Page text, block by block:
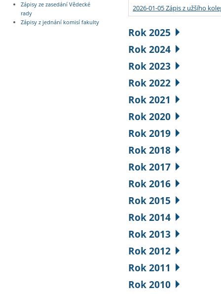
Zápisy ze zasedání Vědecké
rady
Zápisy z jednání komisí fakulty
2026-01-05 Zápis z užšího
Rok 2025
Rok 2024
Rok 2023
Rok 2022
Rok 2021
Rok 2020
Rok 2019
Rok 2018
Rok 2017
Rok 2016
Rok 2015
Rok 2014
Rok 2013
Rok 2012
Rok 2011
Rok 2010